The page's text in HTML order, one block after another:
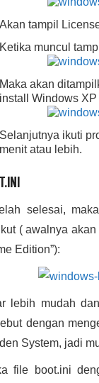
Akan tampil
Ketika muncul
Maka akan
install Windows
Selanjutnya ikuti
menit atau lebih.
selesai,
( awalnya
Edition”):
lebih mudah
dengan
System, jadi
file boot.ini